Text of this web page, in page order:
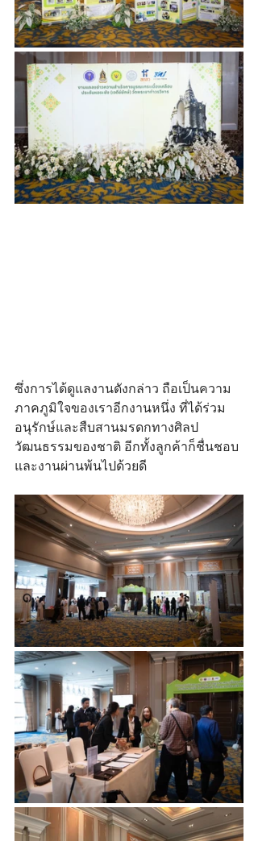
ซึ่งการได้ดูแลงานดังกล่าว ถือเป็นความ
ภาคภูมิใจของเราอีกงานหนึ่ง ที่ได้ร่วม
อนุรักษ์และสืบสานมรดกทางศิลป
วัฒนธรรมของชาติ อีกทั้งลูกค้าก็ชื่นชอบ
และงานผ่านพ้นไปด้วยดี